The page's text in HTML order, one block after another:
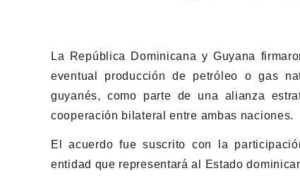
La República Dominicana y Guyana
eventual producción de petróleo o gas
guyanés, como parte de una alianza
cooperación bilateral entre ambas naciones.
El acuerdo fue suscrito con la
entidad que representará al Estado